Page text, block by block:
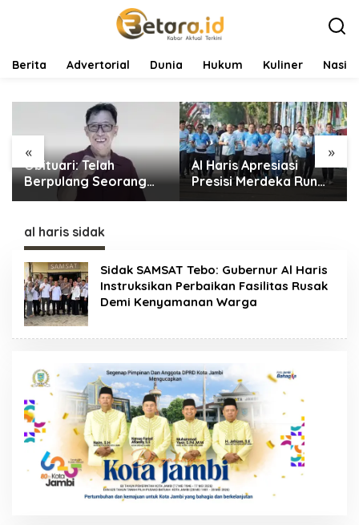
Berita Advertorial Dunia Hukum Kuliner
« »
Obituari: Telah
Berpulang Seorang
Wartawan Senior
Farmansyah Atau Hery
Rawas
Al Haris Apresiasi
Presisi Merdeka Run
2026: Ajang Olahraga
al haris sidak
Sidak SAMSAT Tebo: Gubernur Al Haris
Instruksikan Perbaikan Fasilitas Rusak
Demi Kenyamanan Warga